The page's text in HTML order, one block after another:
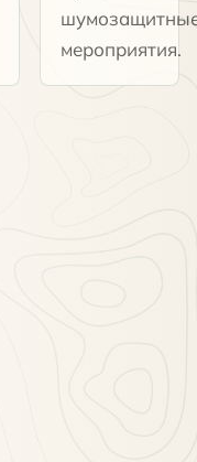
мероприятия.